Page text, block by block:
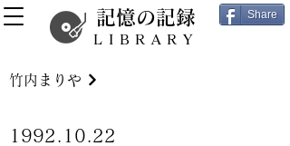
記憶の記録
LIBRARY
Share
竹内まりや
1992.10.22